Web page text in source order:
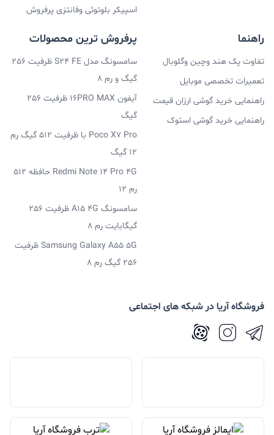
اسپیکر بلوتوثی وفانتزی پرفروش
راهنما
تفاوت پک هند وچین وگلوبال
تعمیرات تخصصی موبایل
راهنمایی خرید گوشی ارزان قیمت
راهنمایی خرید گوشی استوک
پرفروش ترین محصولات
سامسونگ مدل S24 FE ظرفیت 256
گیگ و رم 8
آیفون 16PRO MAX ظرفیت 256
گیگ
Poco X7 Pro با ظرفیت 512 گیگ رم
12 گیگ
Redmi Note 14 Pro 4G حافظه 512
رم 12
سامسونگ A15 4G ظرفیت 256
گیگابایت رم 8
Samsung Galaxy A55 5G ظرفیت
256 گیگ رم 8
فروشگاه آریا در شبکه های اجتماعی